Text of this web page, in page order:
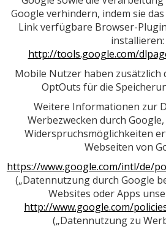
Google verhindern, indem sie
Link verfügbare Browser-
installieren:
http://tools.google.com/
Mobile Nutzer haben zusätzlich
OptOuts für die
Weitere Informationen zur
Werbezwecken durch
Widerspruchsmöglichkeiten
Webseiten von
https://www.google.com/intl/de/
(„Datennutzung durch Google
Websites oder Apps
http://www.google.com/
(„Datennutzung zu